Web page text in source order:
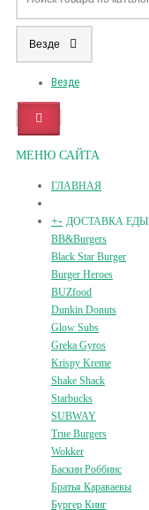
Везде
Везде
МЕНЮ САЙТА
ГЛАВНАЯ
+- ДОСТАВКА ЕДЫ
BB&Burgers
Black Star Burger
Burger Heroes
BUZfood
Dunkin Donuts
Glow Subs
Greka Gyros
Krispy Kreme
Shake Shack
Starbucks
SUBWAY
True Burgers
Wokker
Баскин Роббинс
Братья Караваевы
Бургер Кинг